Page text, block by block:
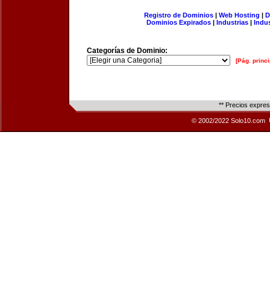
Registro de Dominios| Web Hosting |
Dominios Expirados | Industrias |
Categorías de Dominio:
[Pág.
** Precios
© 2002/2022 Solo10.com